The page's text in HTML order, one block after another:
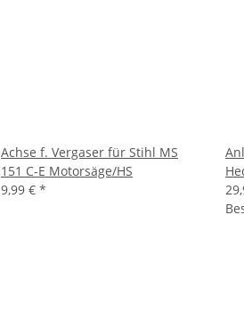
Achse f. Vergaser für Stihl MS
151 C-E Motorsäge/HS
9,99 € *